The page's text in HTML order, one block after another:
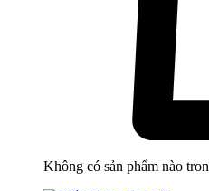
Không có sản phẩm nào